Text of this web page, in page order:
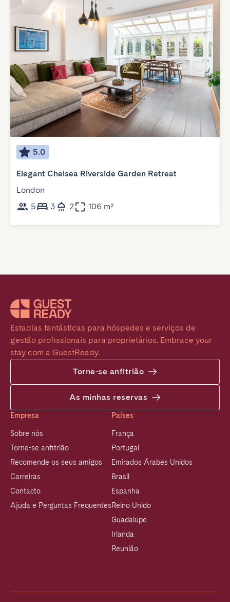
5.0
Elegant Chelsea Riverside Garden Retreat
London
5
3 2 106 m²
Estadias fantásticas para hóspedes e serviços de
gestão profissionais para proprietários. Embrace your
stay com a GuestReady.
Torne-se anfitrião
As minhas reservas
Empresa
Sobre nós
Torne-se anfitrião
Recomende os seus amigos
Carreiras
Contacto
Ajuda e Perguntas Frequentes
Países
França
Portugal
Emirados Árabes Unidos
Brasil
Espanha
Reino Unido
Guadalupe
Irlanda
Reunião